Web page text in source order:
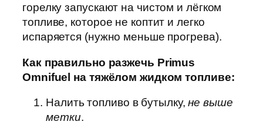
горелку запускают на чистом и лёгком
топливе, которое не коптит и легко
испаряется (нужно меньше прогрева).
Как правильно разжечь Primus
Omnifuel на тяжёлом жидком топливе:
Налить топливо в бутылку,не выше
метки.